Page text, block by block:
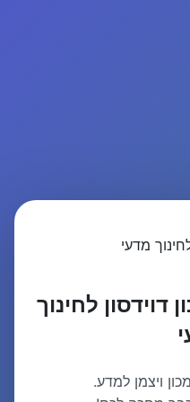
דוידסון לחינוך
ויצמן למדע.